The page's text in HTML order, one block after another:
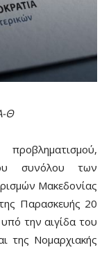
Θ
συνόλου των
Μακεδονίας
Παρασκευής 20
την αιγίδα του
της Νομαρχιακής